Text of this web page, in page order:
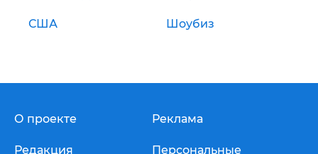
США Шоубиз
О проекте
Редакция
Реклама
Персональные